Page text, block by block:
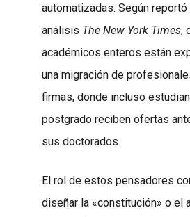
automatizadas. Según
análisis The New York Times,
académicos enteros están
una migración de
firmas, donde incluso
postgrado reciben ofertas
sus doctorados.
El rol de estos pensadores
diseñar la «constitución» o el